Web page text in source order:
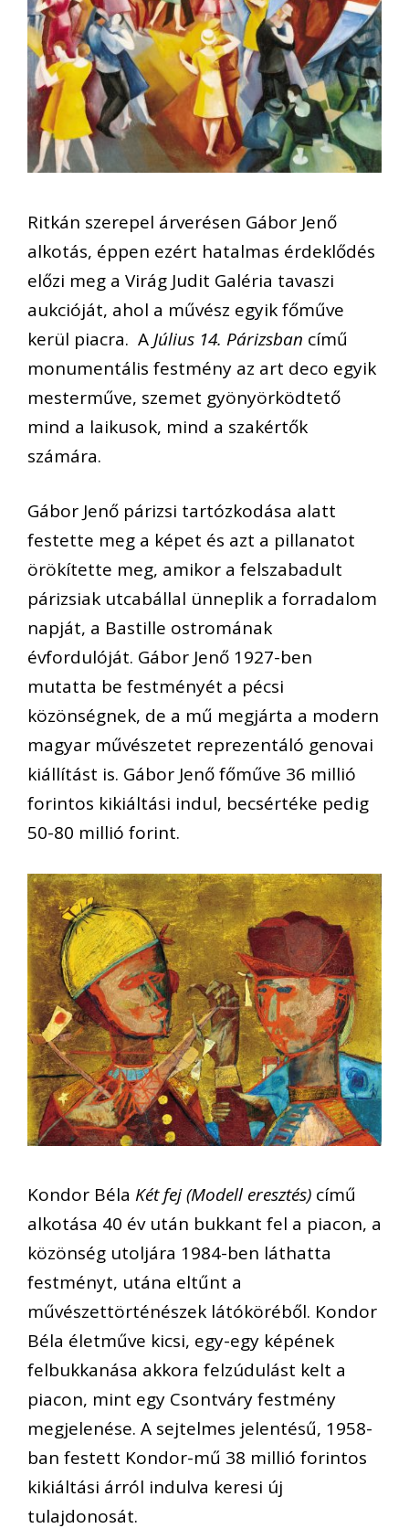
Ritkán szerepel árverésen Gábor Jenő
alkotás, éppen ezért hatalmas érdeklődés
előzi meg a Virág Judit Galéria tavaszi
aukcióját, ahol a művész egyik főműve
kerül piacra. AJúlius 14. Párizsban című
monumentális festmény az art deco egyik
mesterműve, szemet gyönyörködtető
mind a laikusok, mind a szakértők
számára.
Gábor Jenő párizsi tartózkodása alatt
festette meg a képet és azt a pillanatot
örökítette meg, amikor a felszabadult
párizsiak utcabállal ünneplik a forradalom
napját, a Bastille ostromának
évfordulóját. Gábor Jenő 1927-ben
mutatta be festményét a pécsi
közönségnek, de a mű megjárta a modern
magyar művészetet reprezentáló genovai
kiállítást is. Gábor Jenő főműve 36 millió
forintos kikiáltási indul, becsértéke pedig
50-80 millió forint.
Kondor Béla Két fej (Modell eresztés) című
alkotása 40 év után bukkant fel a piacon, a
közönség utoljára 1984-ben láthatta
festményt, utána eltűnt a
művészettörténészek látóköréből. Kondor
Béla életműve kicsi, egy-egy képének
felbukkanása akkora felzúdulást kelt a
piacon, mint egy Csontváry festmény
megjelenése. A sejtelmes jelentésű, 1958-
ban festett Kondor-mű 38 millió forintos
kikiáltási árról indulva keresi új
tulajdonosát.